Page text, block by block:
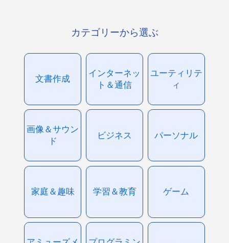
カテゴリーから選ぶ
文書作成
インターネッ
ト＆通信
ユーティリテ
ィ
画像＆サウン
ド
ビジネス パーソナル
家庭＆趣味 学習＆教育 ゲーム